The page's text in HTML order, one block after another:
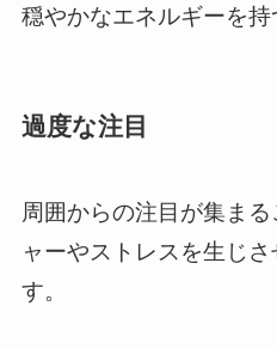
穏やかなエネルギーを持
過度な注目
周囲からの注目が集ま
ャーやストレスを生じ
す。